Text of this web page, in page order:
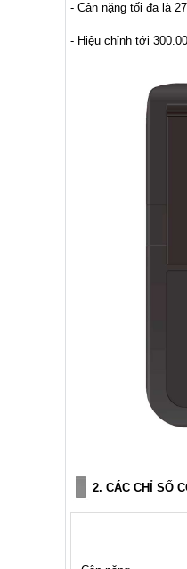
- Cân nặng tối đa là
- Hiệu chỉnh tới
2. CÁC CHỈ SỐ